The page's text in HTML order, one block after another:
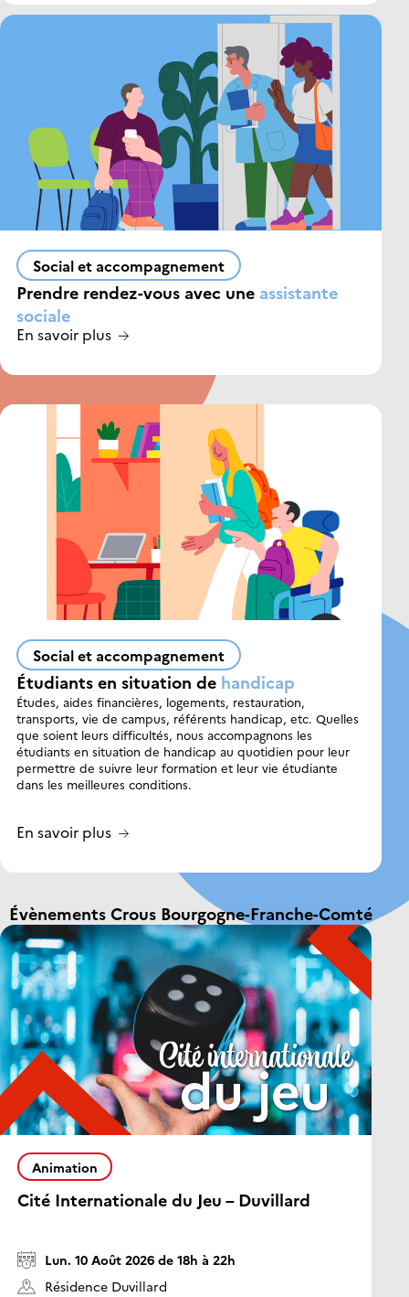
Social et accompagnement
Prendre rendez-vous avec une assistante
sociale
En savoir plus
Social et accompagnement
Étudiants en situation de handicap
Études, aides financières, logements, restauration,
transports, vie de campus, référents handicap, etc. Quelles
que soient leurs difficultés, nous accompagnons les
étudiants en situation de handicap au quotidien pour leur
permettre de suivre leur formation et leur vie étudiante
dans les meilleures conditions.
En savoir plus
Évènements Crous Bourgogne-Franche-Comté
Cité Internationale du Jeu – Duvillard
Animation
Date/Heure :
Lun. 10 Août 2026 de 18h à 22h
Lieu :Résidence Duvillard